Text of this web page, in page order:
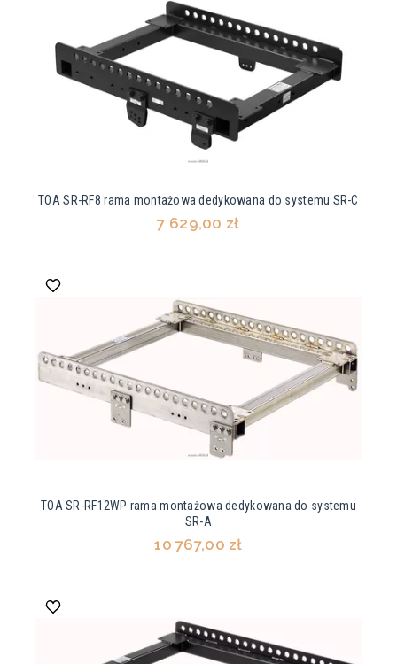
TOA SR-RF8 rama montażowa dedykowana do systemu SR-C
7 629,00 zł
TOA SR-RF12WP rama montażowa dedykowana do systemu
SR-A
10 767,00 zł